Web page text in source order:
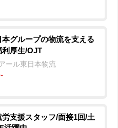
グループの物流を支える
利厚生/OJT
ール東日本物流
支援スタッフ/面接1回/土